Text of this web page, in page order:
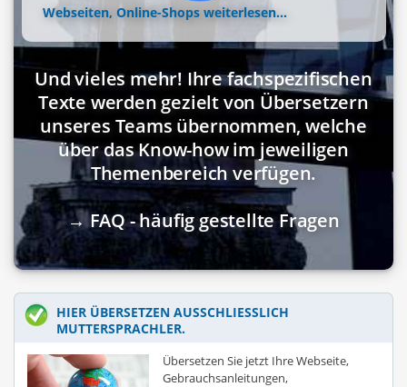
Webseiten, Online-Shops weiterlesen...
Und vieles mehr! Ihre fachspezifischen
Texte werden gezielt von Übersetzern
unseres Teams übernommen, welche
über das Know-how im jeweiligen
Themenbereich verfügen.
→ FAQ - häufig gestellte Fragen
HIER ÜBERSETZEN AUSSCHLIESSLICH M
UTTERSPRACHLER.
Übersetzen Sie jetzt Ihre Webseite,
Gebrauchsanleitungen,